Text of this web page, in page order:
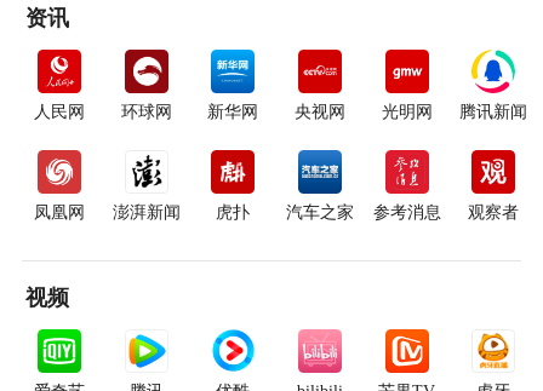
资讯
人民网 环球网 新华网 央视网 光明网 腾讯新闻
凤凰网 澎湃新闻 虎扑 汽车之家 参考消息 观察者
视频